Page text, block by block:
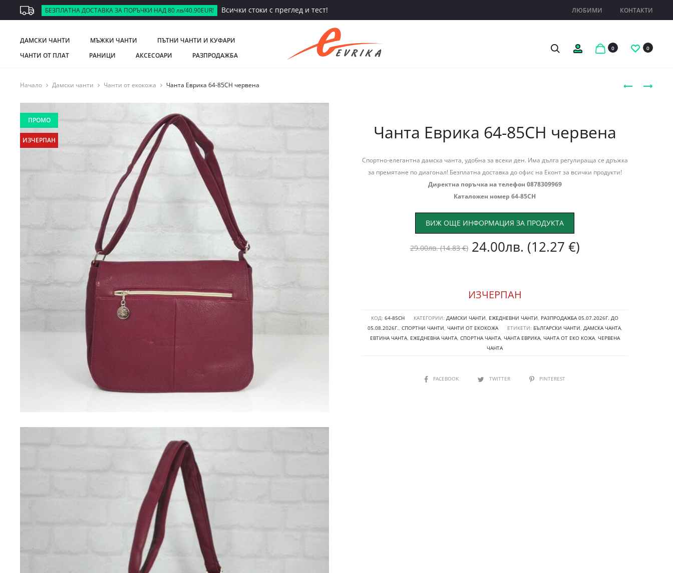
БЕЗПЛАТНА ДОСТАВКА ЗА ПОРЪЧКИ НАД 80 лв/40.90EUR! Всички стоки с преглед и тест! ЛЮБИМИ КОНТАКТИ
ДАМСКИ ЧАНТИ МЪЖКИ ЧАНТИ
ПЪТНИ ЧАНТИ И КУФАРИ
ЧАНТИ ОТ ПЛАТ
РАНИЦИ АКСЕСОАРИ РАЗПРОДАЖБА
Search Профил 0 0
ЧАНТА
ЧАНТА
Начало Дамски чанти Чанти от екокожа Чанта Еврика 64-85СН червена
ПРОМО
ИЗЧЕРПАН Чанта Еврика 64-85СН червена
Спортно-елегантна дамска чанта, удобна за всеки ден. Има дълга регулираща се дръжка
за премятане по диагонал! Безплатна доставка до офис на Еконт за всички продукти!
Директна поръчка на телефон 0878309969
Каталожен номер 64-85СН
ВИЖ ОЩЕ ИНФОРМАЦИЯ ЗА ПРОДУКТА
29.00лв. (14.83 €) Original
was:
29.00лв.
(14.83
€).
24.00лв. (12.27 €)Текущата
24.00лв.
ИЗЧЕРПАН
КОД: 64-85СН КАТЕГОРИИ: ДАМСКИ ЧАНТИ, ЕЖЕДНЕВНИ ЧАНТИ, РАЗПРОДАЖБА 05.07.2026Г. ДО
05.08.2026Г., СПОРТНИ ЧАНТИ, ЧАНТИ ОТ ЕКОКОЖА ЕТИКЕТИ: БЪЛГАРСКИ ЧАНТИ, ДАМСКА ЧАНТА,
ЕВТИНА ЧАНТА, ЕЖЕДНЕВНА ЧАНТА, СПОРТНА ЧАНТА, ЧАНТА ЕВРИКА, ЧАНТА ОТ ЕКО КОЖА, ЧЕРВЕНА
ЧАНТА
SHAREFACEBOOK TWITTER PINTEREST